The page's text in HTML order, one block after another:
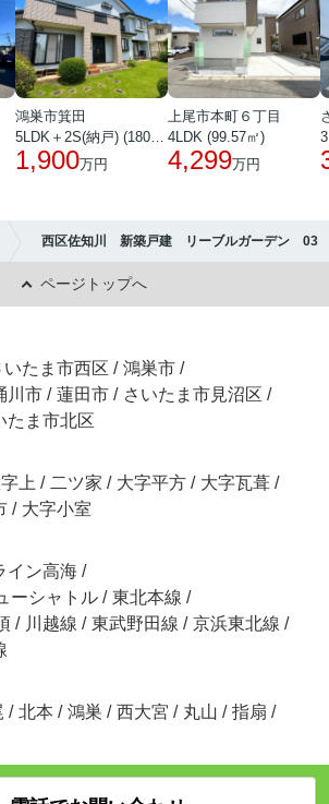
鴻巣市箕田
1,900万円
上尾市本町６丁目
4LDK (99.57㎡)
4,299万円
西区佐知川 新築戸建 リーブルガーデン 03
ページトップへ
いたま市西区 / 鴻巣市 /
川市 / 蓮田市 / さいたま市見沼区 /
たま市北区
上 / 二ツ家 / 大字平方 / 大字瓦葺 /
/ 大字小室
イン高海 /
ーシャトル / 東北本線 /
/ 川越線 / 東武野田線 / 京浜東北線 /
/ 北本 / 鴻巣 / 西大宮 / 丸山 / 指扇 /